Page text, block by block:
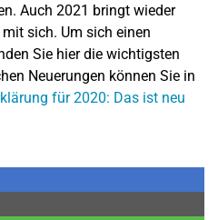
Auch 2021 bringt wieder
sich. Um sich einen
Sie hier die wichtigsten
Neuerungen können Sie in
für 2020: Das ist neu